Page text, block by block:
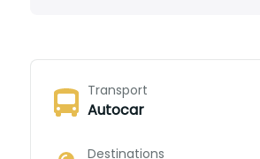
Transport
Autocar
Destinations